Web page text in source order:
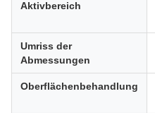
Aktivbereich
Umriss der
Abmessungen
Oberflächenbehandlung